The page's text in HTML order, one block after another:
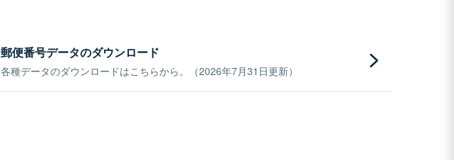
郵便番号データのダウンロード
各種データのダウンロードはこちらから。（2026年7月31日更新）